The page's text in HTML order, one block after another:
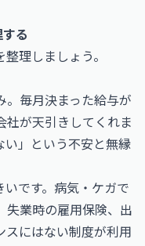
る
理しましょう。
。毎月決まった給与が
が天引きしてくれま
い」という不安と無縁
いです。病気・ケガで
失業時の雇用保険、出
にはない制度が利用